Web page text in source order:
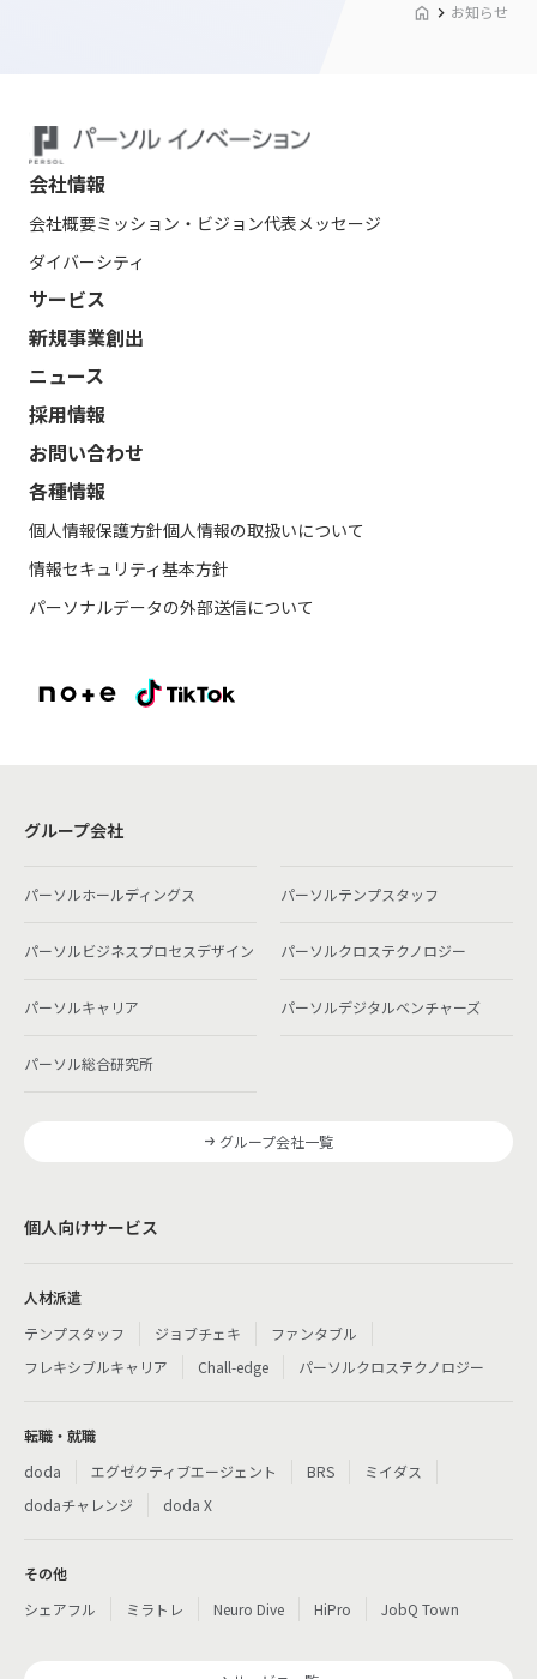
お知らせ
会社情報
会社概要ミッション・ビジョン代表メッセージ
ダイバーシティ
サービス
新規事業創出
ニュース
採用情報
お問い合わせ
各種情報
個人情報保護方針個人情報の取扱いについて
情報セキュリティ基本方針
パーソナルデータの外部送信について
グループ会社
パーソルホールディングス パーソルテンプスタッフ
パーソルビジネスプロセスデザイン パーソルクロステクノロジー
パーソルキャリア パーソルデジタルベンチャーズ
パーソル総合研究所
グループ会社一覧
個人向けサービス
人材派遣
テンプスタッフ
ジョブチェキ
ファンタブル
フレキシブルキャリア
Chall-edge パーソルクロステクノロジー
転職・就職
doda
エグゼクティブエージェント BRS
ミイダス
dodaチャレンジ
doda X
その他
シェアフル
ミラトレ Neuro Dive HiPro JobQ Town